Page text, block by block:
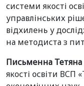
системи якості
управлінських
відхилень у
на методиста з
Письменна Тетяна
якості освіти